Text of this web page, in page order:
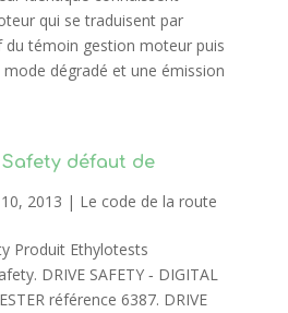
qui se traduisent par
du témoin gestion moteur puis
dégradé et une émission
défaut de
10, 2013 | Le code de la route
Produit Ethylotests
DRIVE SAFETY ‐ DIGITAL
référence 6387. DRIVE